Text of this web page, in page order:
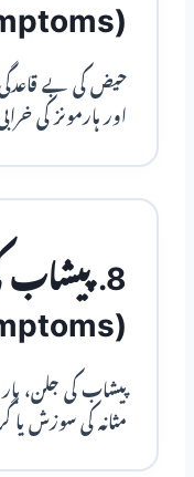
(Female Symptoms)
حیض کی بے
اور ہارمونز کی
8. پیشاب
(Urinary Symptoms)
پیشاب کی جلن، بار
مثانہ کی سوزش